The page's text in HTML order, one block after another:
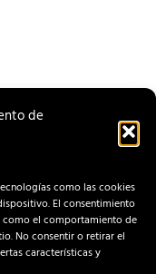
de
como las cookies
El consentimiento
el comportamiento de
No consentir o retirar el
características y